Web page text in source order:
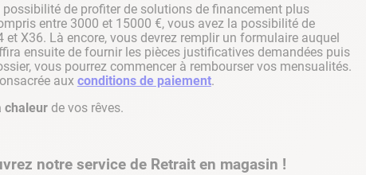
de profiter de solutions de financement plus
entre 3000 et 15000 €, vous avez la possibilité de
X36. Là encore, vous devrez remplir un formulaire auquel
ensuite de fournir les pièces justificatives demandées puis
vous pourrez commencer à rembourser vos mensualités.
aux conditions de paiement.
chaleur de vos rêves.
notre service de Retrait en magasin !